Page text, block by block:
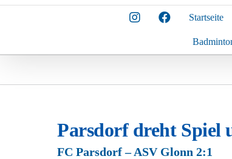
Startseite
Parsdorf dreht Spiel
FC Parsdorf – ASV Glonn 2:1